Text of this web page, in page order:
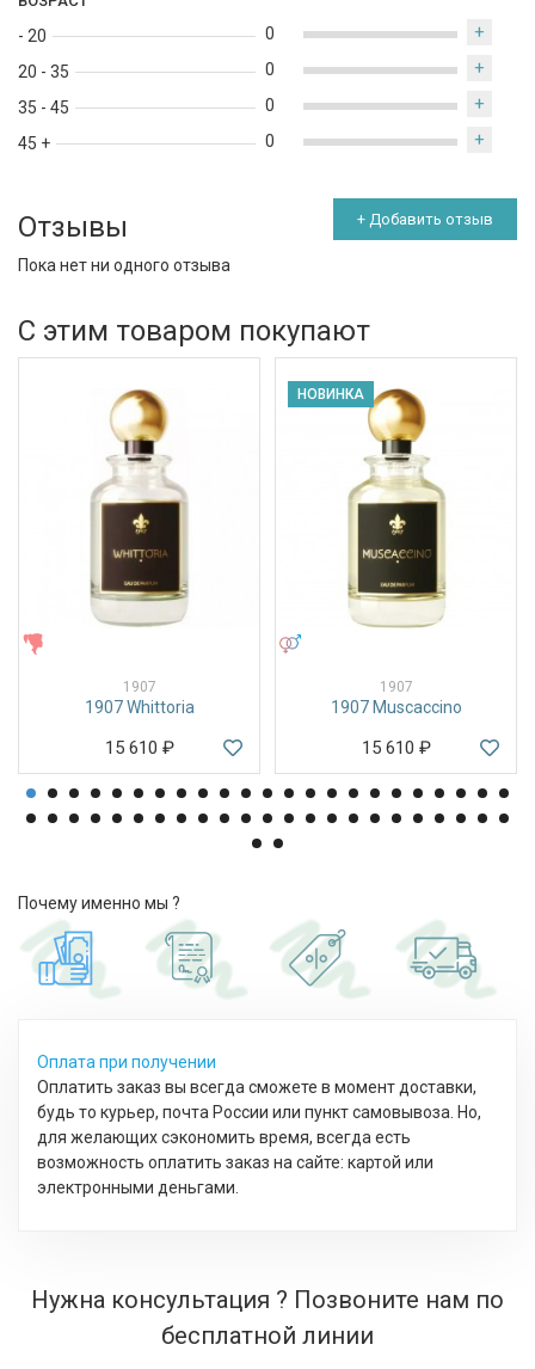
отличным выбором для ценителей нишевой парфюмерии,
запоминающиеся ароматы с нестандартным звучанием.
- 20
20 - 35
35 - 45
45 +
0 +
0 +
0 +
0 +
Отзывы + Добавить отзыв
Пока нет ни одного отзыва
С этим товаром покупают
1907
1907 Whittoria
15 610 ₽
НОВИНКА
1907
1907 Muscaccino
15 610 ₽
Почему именно мы ?
Оплата при получении
Оплатить заказ вы всегда сможете в момент доставки,
будь то курьер, почта России или пункт самовывоза. Но,
для желающих сэкономить время, всегда есть
возможность оплатить заказ на сайте: картой или
электронными деньгами.
Нужна консультация ? Позвоните нам по
бесплатной линии